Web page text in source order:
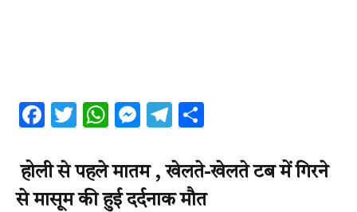
Facebook
Twitter
WhatsApp
Messenger
Telegram
होली से पहले मातम , खेलते-खेलते टब में गिरने
से मासूम की हुई दर्दनाक मौत